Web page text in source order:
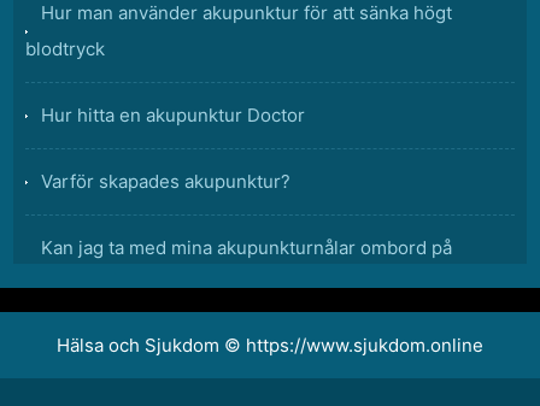
Hur man använder akupunktur för att sänka högt
blodtryck
Hur hitta en akupunktur Doctor
Varför skapades akupunktur?
Kan jag ta med mina akupunkturnålar ombord på
flygplanet för att hjälpa mig med sjukdom?
Vad hindrar aktinmyofilament från att glida bakåt när ett
myosinhuvud släpper?
Hälsa och Sjukdom © https://www.sjukdom.online